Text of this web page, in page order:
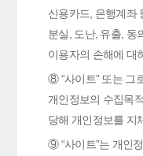
신용카드, 은행계좌
분실, 도난, 유출, 동
이용자의 손해에 대
⑧ “사이트” 또는 그
개인정보의 수집목
당해 개인정보를 지
⑨ “사이트”는 개인